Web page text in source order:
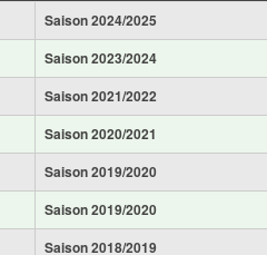
Saison 2024/2025
Saison 2023/2024
Saison 2021/2022
Saison 2020/2021
Saison 2019/2020
Saison 2019/2020
Saison 2018/2019